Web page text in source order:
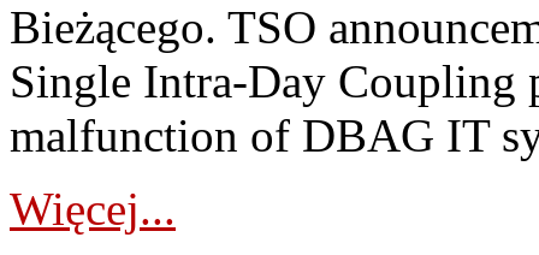
Bieżącego. TSO
Single Intra-Day Coupling
malfunction of DBAG IT
Więcej...